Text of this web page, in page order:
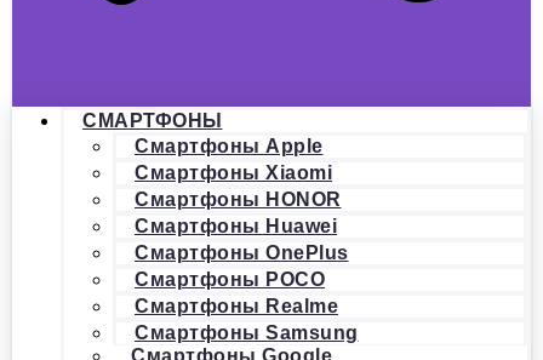
СМАРТФОНЫ
Смартфоны Apple
Смартфоны Xiaomi
Смартфоны HONOR
Смартфоны Huawei
Смартфоны OnePlus
Смартфоны POCO
Смартфоны Realme
Смартфоны Samsung